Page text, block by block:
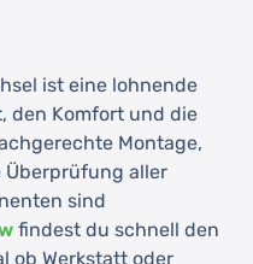
ist eine lohnende
den Komfort und die
Montage,
Überprüfung aller
sind
findest du schnell den
ob Werkstatt oder